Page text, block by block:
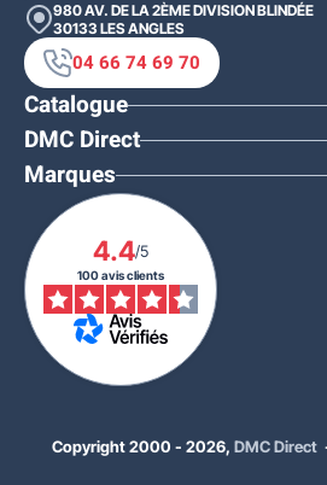
980 AV. DE LA 2ÈME DIVISION BLINDÉE
30133 LES ANGLES
04 66 74 69 70
Catalogue
DMC Direct
Marques
4.4/5
100 avis clients
Copyright 2000 - 2026, DMC Direct